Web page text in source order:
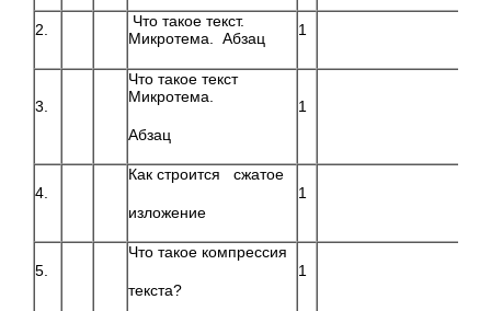
2.
Что такое текст.
Микротема. Абзац
1
3.
Что такое текст
Микротема.
Абзац
1
4.
Как строится сжатое
изложение
1
5.
Что такое компрессия
текста?
1